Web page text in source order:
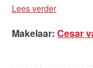
Lees verder
Makelaar: Cesar